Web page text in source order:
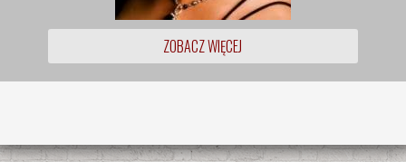
ZOBACZ WIĘCEJ